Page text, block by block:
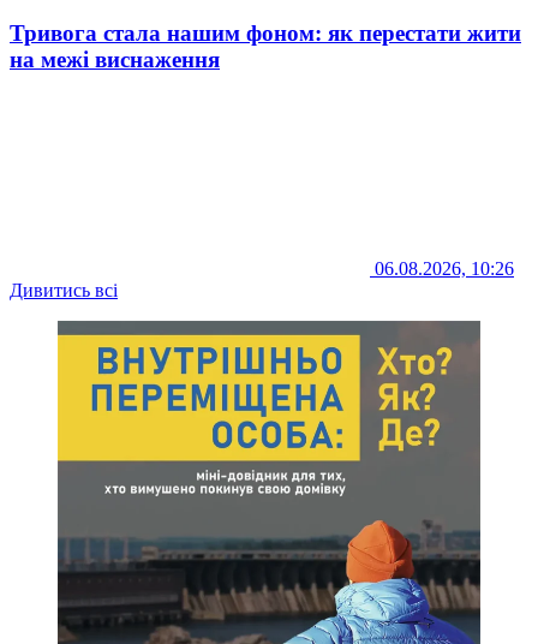
Тривога стала нашим фоном: як перестати жити
на межі виснаження
06.08.2026, 10:26
Дивитись всі